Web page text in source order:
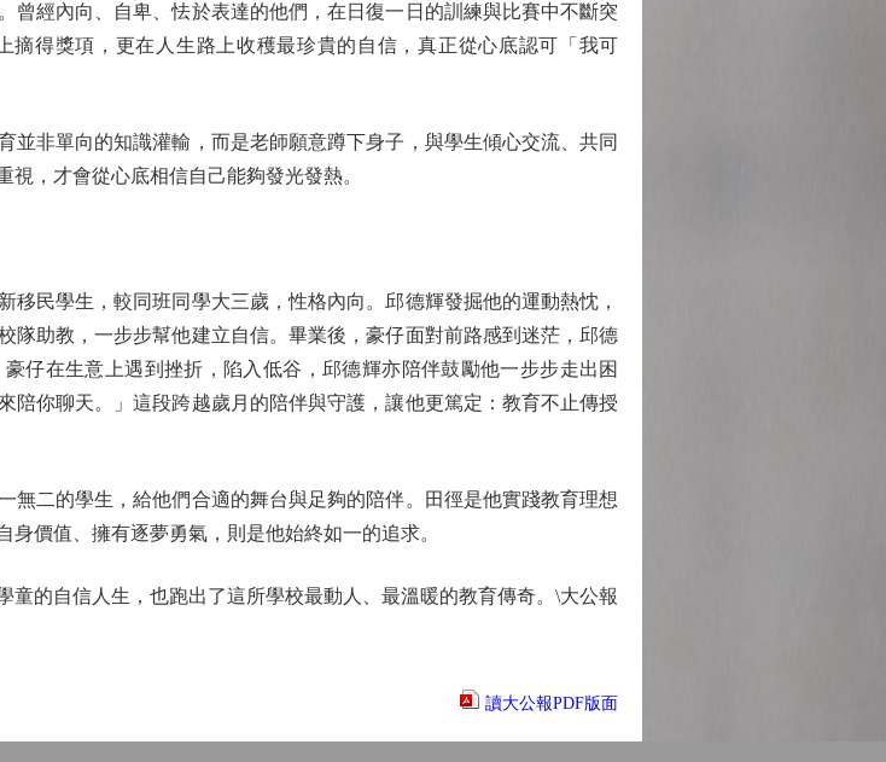
經內向、自卑、怯於表達的他們，在日復一日的訓練與比賽中不斷突
得獎項，更在人生路上收穫最珍貴的自信，真正從心底認可「我可
非單向的知識灌輸，而是老師願意蹲下身子，與學生傾心交流、共同
，才會從心底相信自己能夠發光發熱。
民學生，較同班同學大三歲，性格內向。邱德輝發掘他的運動熱忱，
隊助教，一步步幫他建立自信。畢業後，豪仔面對前路感到迷茫，邱德
仔在生意上遇到挫折，陷入低谷，邱德輝亦陪伴鼓勵他一步步走出困
陪你聊天。」這段跨越歲月的陪伴與守護，讓他更篤定：教育不止傳授
二的學生，給他們合適的舞台與足夠的陪伴。田徑是他實踐教育理想
價值、擁有逐夢勇氣，則是他始終如一的追求。
的自信人生，也跑出了這所學校最動人、最溫暖的教育傳奇。\大公報
讀大公報PDF版面